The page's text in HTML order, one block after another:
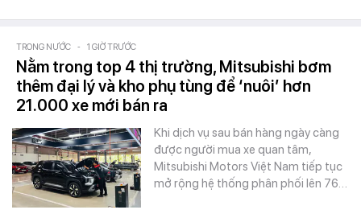
TRONG NƯỚC - 1 GIỜ TRƯỚC
Nằm trong top 4 thị trường, Mitsubishi bơm
thêm đại lý và kho phụ tùng để ‘nuôi’ hơn
21.000 xe mới bán ra
Khi dịch vụ sau bán hàng ngày càng
được người mua xe quan tâm,
Mitsubishi Motors Việt Nam tiếp tục
mở rộng hệ thống phân phối lên 76…